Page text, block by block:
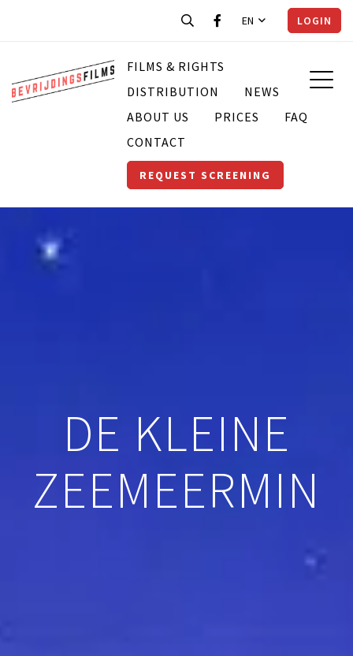
EN LOGIN
FILMS & RIGHTS
DISTRIBUTION
NEWS
ABOUT US
PRICES
FAQ
CONTACT
REQUEST SCREENING
DE KLEINE
ZEEMEERMIN